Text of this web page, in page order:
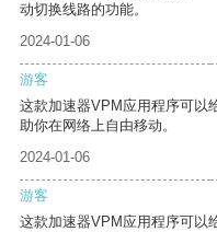
动切换线路的功能。
2024-01-06
游客
这款加速器VPM应用程序可以
助你在网络上自由移动。
2024-01-06
游客
这款加速器VPM应用程序可以